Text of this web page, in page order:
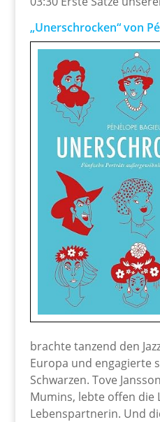
„Unerschrocken“ von
brachte tanzend den
Europa und engagierte
Schwarzen. Tove
Mumins, lebte offen die
Lebenspartnerin. Und